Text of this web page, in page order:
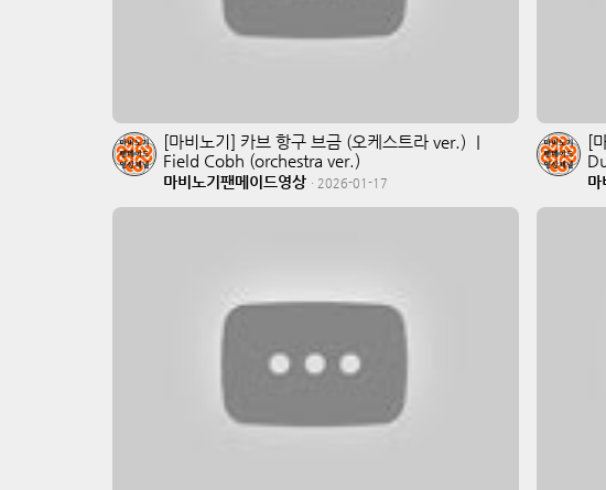
[마비노기] 카브 항구 브금 (오케스트라 ver.) ｜
Field Cobh (orchestra ver.)
마비노기팬메이드영상 · 2026-01-17
[
마